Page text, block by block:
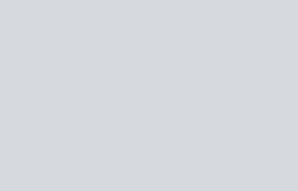
nach Anfangsbuchstaben sortiert.